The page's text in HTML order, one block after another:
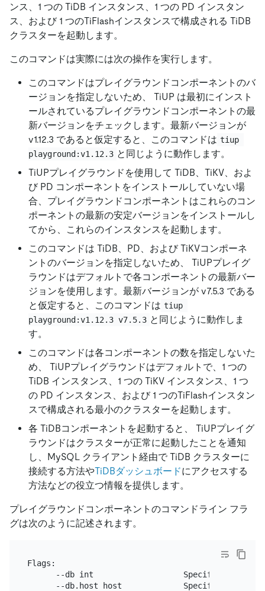
ンス、1 つの TiDB インスタンス、1 つの PD インスタン
ス、および 1 つのTiFlashインスタンスで構成される TiDB
クラスターを起動します。
このコマンドは実際には次の操作を実行します。
このコマンドはプレイグラウンドコンポーネントのバ
ージョンを指定しないため、 TiUP は最初にインスト
ールされているプレイグラウンドコンポーネントの最
新バージョンをチェックします。最新バージョンが
v1.12.3 であると仮定すると、このコマンドは tiup
playground:v1.12.3 と同じように動作します。
TiUPプレイグラウンドを使用して TiDB、TiKV、およ
び PD コンポーネントをインストールしていない場
合、プレイグラウンドコンポーネントはこれらのコン
ポーネントの最新の安定バージョンをインストールし
てから、これらのインスタンスを起動します。
このコマンドは TiDB、PD、および TiKVコンポーネ
ントのバージョンを指定しないため、 TiUPプレイグ
ラウンドはデフォルトで各コンポーネントの最新バー
ジョンを使用します。最新バージョンが v7.5.3 である
と仮定すると、このコマンドは tiup
playground:v1.12.3 v7.5.3 と同じように動作しま
す。
このコマンドは各コンポーネントの数を指定しないた
め、 TiUPプレイグラウンドはデフォルトで、1 つの
TiDB インスタンス、1 つの TiKV インスタンス、1 つ
の PD インスタンス、および 1 つのTiFlashインスタン
スで構成される最小のクラスターを起動します。
各 TiDBコンポーネントを起動すると、 TiUPプレイグ
ラウンドはクラスターが正常に起動したことを通知
し、MySQL クライアント経由で TiDB クラスターに
接続する方法やTiDBダッシュボードにアクセスする
方法などの役立つ情報を提供します。
プレイグラウンドコンポーネントのコマンドライン フラ
グは次のように記述されます。
Flags:
--db int                   Specify the
--db.host host             Specify the